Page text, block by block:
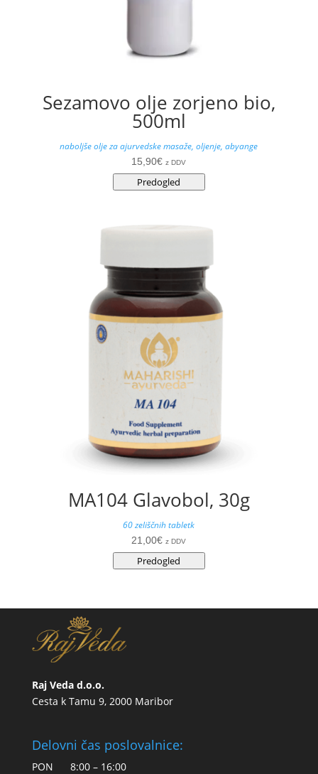
Sezamovo olje zorjeno bio,
500ml
naboljše olje za ajurvedske masaže, oljenje, abyange
15,90€ z DDV
Predogled
MA104 Glavobol, 30g
60 zeliščnih tabletk
21,00€ z DDV
Predogled
Raj Veda d.o.o.
Cesta k Tamu 9, 2000 Maribor
Delovni čas poslovalnice:
PON 8:00 – 16:00